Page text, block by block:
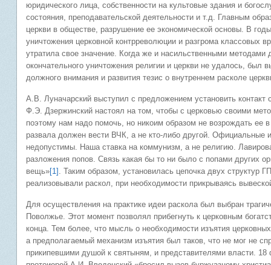
юридического лица, собственности на культовые здания и
состояния, преподавательской деятельности и т.д. Главным
церкви в обществе, разрушение ее экономической основы. В
уничтожения церковной контрреволюции и разгрома классовых
утратила свое значение. Когда же и насильственными
окончательного уничтожения религии и церкви не удалось,
должного внимания и развития тезис о внутреннем расколе
А.В. Луначарский выступил с предложением установить
Ф.Э. Дзержинский настоял на том, чтобы с церковью своими
поэтому нам надо помочь, но никоим образом не возрождать ее
развала должен вести ВЧК, а не кто-либо другой.
недопустимы. Наша ставка на коммунизм, а не религию.
разложения попов. Связь какая бы то ни было с попами других
вещь»[1] . Таким образом, установилась цепочка двух структур
реализовывали раскол, при необходимости прикрываясь
Для осуществления на практике идеи раскола был выбран
Поволжье. Этот момент позволял прибегнуть к церковным
конца. Тем более, что мысль о необходимости изъятия
а предполагаемый механизм изъятия был таков, что не мог не
прикипевшими душой к святыням, и представителями власти. 18